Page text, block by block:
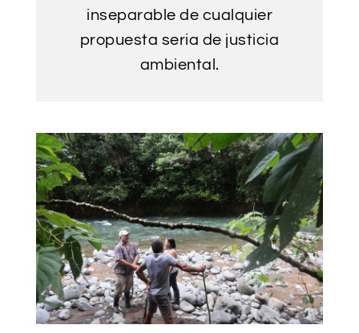
inseparable de cualquier
propuesta seria de justicia
ambiental.